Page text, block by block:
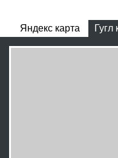
Яндекс карта Гугл